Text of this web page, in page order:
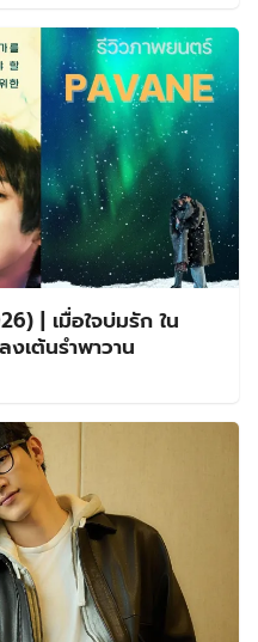
| เมื่อใจบ่มรัก ใน
เต้นรำพาวาน